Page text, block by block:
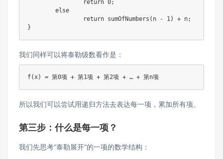
}
我们同样可以将泰勒级数看作是：
所以我们可以尝试用递归方法去表达每一项，累加所有项。
第三步：什么是每一项？
我们先思考“泰勒展开”的一项的数学结构：